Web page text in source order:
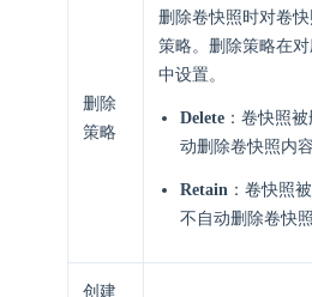
删除
策略
删除卷快照时对卷
策略。删除策略在
中设置。
Delete ：卷快照
动删除卷快照内容
Retain ：卷快照
不自动删除卷快照
创建